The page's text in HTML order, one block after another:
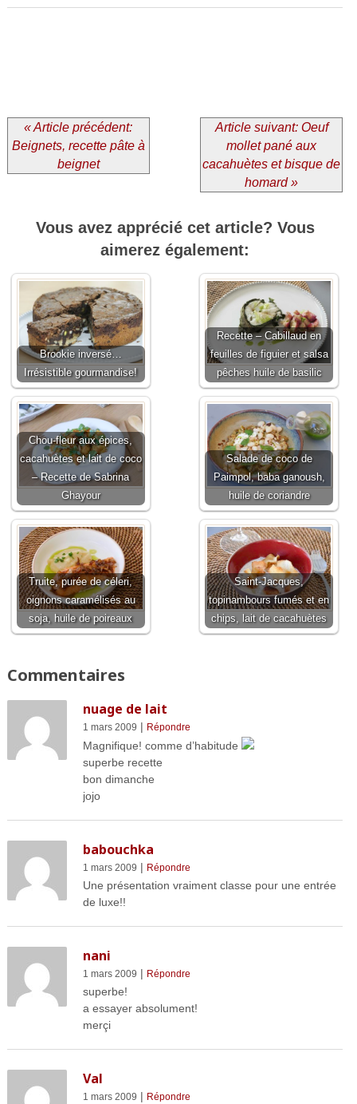
« Article précédent:
Beignets, recette pâte à
beignet
Article suivant: Oeuf
mollet pané aux
cacahuètes et bisque de
homard »
Vous avez apprécié cet article? Vous
aimerez également:
Brookie inversé…
Irrésistible gourmandise!
Recette – Cabillaud en
feuilles de figuier et salsa
pêches huile de basilic
Chou-fleur aux épices,
cacahuètes et lait de coco
– Recette de Sabrina
Ghayour
Salade de coco de
Paimpol, baba ganoush,
huile de coriandre
Truite, purée de céleri,
oignons caramélisés au
soja, huile de poireaux
Saint-Jacques,
topinambours fumés et en
chips, lait de cacahuètes
Commentaires
nuage de lait
1 mars 2009 | Répondre
Magnifique! comme d’habitude
superbe recette
bon dimanche
jojo
babouchka
1 mars 2009 | Répondre
Une présentation vraiment classe pour une entrée
de luxe!!
nani
1 mars 2009 | Répondre
superbe!
a essayer absolument!
merçi
Val
1 mars 2009 | Répondre